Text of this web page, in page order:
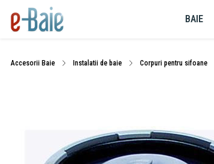
BAIE
Accesorii Baie Instalatii de baie Corpuri pentru sifoane